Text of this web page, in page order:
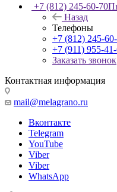
+7 (812) 245-60-70
Назад
Телефоны
+7 (812) 245-
+7 (911) 955-
Заказать звонок
Контактная информация
mail@melagrano.ru
Вконтакте
Telegram
YouTube
Viber
Viber
WhatsApp